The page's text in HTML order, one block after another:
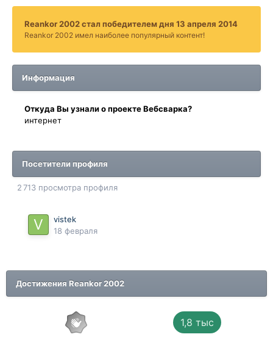
Reankor 2002 стал победителем дня 13 апреля 2014
Reankor 2002 имел наиболее популярный контент!
Информация
Oткyдa Вы узнaли o проекте Вебсварка?
интернет
Посетители профиля
2 713 просмотра профиля
vistek
18 февраля
Достижения Reankor 2002
1,8 тыс